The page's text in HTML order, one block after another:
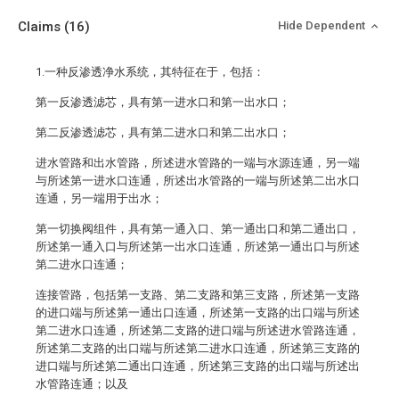
Claims (16) Hide Dependent
1.一种反渗透净水系统，其特征在于，包括：
第一反渗透滤芯，具有第一进水口和第一出水口；
第二反渗透滤芯，具有第二进水口和第二出水口；
进水管路和出水管路，所述进水管路的一端与水源连通，另一端
与所述第一进水口连通，所述出水管路的一端与所述第二出水口
连通，另一端用于出水；
第一切换阀组件，具有第一通入口、第一通出口和第二通出口，
所述第一通入口与所述第一出水口连通，所述第一通出口与所述
第二进水口连通；
连接管路，包括第一支路、第二支路和第三支路，所述第一支路
的进口端与所述第一通出口连通，所述第一支路的出口端与所述
第二进水口连通，所述第二支路的进口端与所述进水管路连通，
所述第二支路的出口端与所述第二进水口连通，所述第三支路的
进口端与所述第二通出口连通，所述第三支路的出口端与所述出
水管路连通；以及